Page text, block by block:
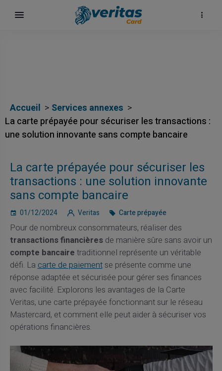
Accueil
Services annexes
La carte prépayée pour sécuriser les transactions :
une solution innovante sans compte bancaire
La carte prépayée pour sécuriser les
transactions : une solution innovante
sans compte bancaire
01/12/2024 Veritas Carte prépayée
Pour de nombreux consommateurs, réaliser des
transactions financièresde manière sûre sans avoir un
compte bancaire traditionnel représente un véritable
défi. Lacarte de paiementse présente comme une
réponse adaptée et sécurisée pour gérer ses finances
avec facilité. Explorons les avantages de la Carte
Veritas, une carte prépayée fonctionnant sur le réseau
Mastercard, et comment elle peut aider à sécuriser vos
opérations financières.